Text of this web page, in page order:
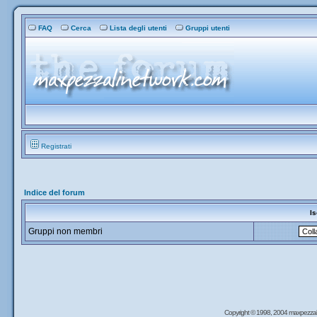
FAQ Cerca Lista degli utenti Gruppi utenti
Registrati
Indice del forum
Gruppi non membri
Copyright © 1998, 2004